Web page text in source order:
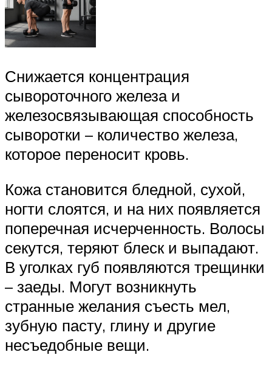
Снижается концентрация
сывороточного железа и
железосвязывающая способность
сыворотки – количество железа,
которое переносит кровь.
Кожа становится бледной, сухой,
ногти слоятся, и на них появляется
поперечная исчерченность. Волосы
секутся, теряют блеск и выпадают.
В уголках губ появляются трещинки
– заеды. Могут возникнуть
странные желания съесть мел,
зубную пасту, глину и другие
несъедобные вещи.